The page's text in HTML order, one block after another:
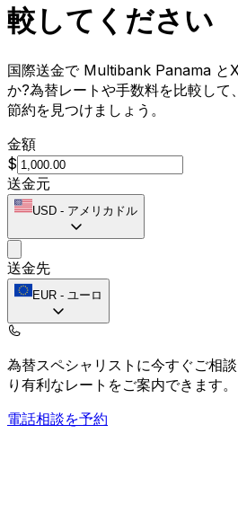
較してください
国際送金で Multibank Panama と
か?為替レートや手数料を比較して
節約を見つけましょう。
金額
$
送金元
USD - アメリカドル
送金先
EUR - ユーロ
為替スペシャリストに今すぐご相
り有利なレートをご案内できます。
電話相談を予約